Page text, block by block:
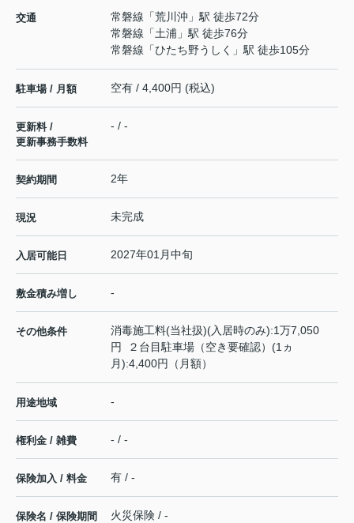
交通 常磐線 「荒川沖 」駅 徒歩72分
常磐線 「土浦 」駅 徒歩76分
常磐線 「ひたち野うしく 」駅 徒歩105分
駐車場 / 月額 空有 / 4,400円 (税込)
更新料 /
更新事務手数料
- / -
契約期間 2年
現況 未完成
入居可能日 2027年01月中旬
敷金積み増し -
その他条件
消毒施工料(当社扱)(入居時のみ):1万7,050
円 ２台目駐車場（空き要確認）(1ヵ
月):4,400円（月額）
用途地域 -
権利金 / 雑費 - / -
保険加入 / 料金 有 / -
保険名 / 保険期間 火災保険 / -